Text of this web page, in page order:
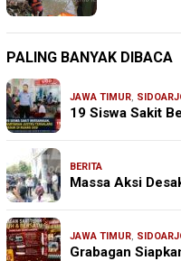
PALING BANYAK DIBACA
JAWA TIMUR,
19 Siswa Sakit
BERITA
Massa Aksi
JAWA TIMUR,
Grabagan